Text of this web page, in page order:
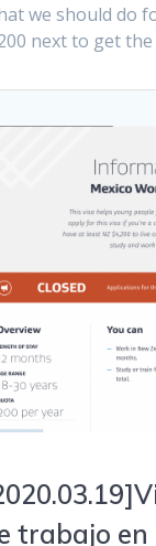
we should do
next to get the
trabajo en